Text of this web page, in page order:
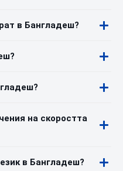
в Бангладеш?
на скоростта
в Бангладеш?